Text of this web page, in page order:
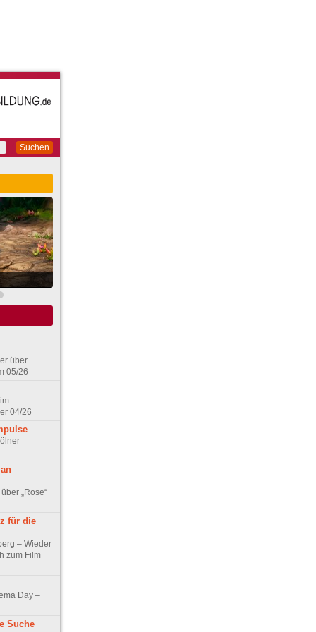
Suchen
über
05/26
04/26
„Rose“
für die
– Wieder
zum Film
Day –
Suche